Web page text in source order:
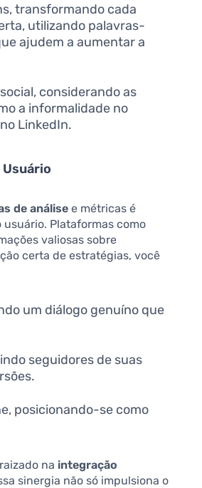
transformando cada
utilizando palavras-
ajudem a aumentar a
considerando as
a informalidade no
LinkedIn.
de análise e métricas é
Plataformas como
valiosas sobre
certa de estratégias, você
um diálogo genuíno que
seguidores de suas
posicionando-se como
na integração
sinergia não só impulsiona o